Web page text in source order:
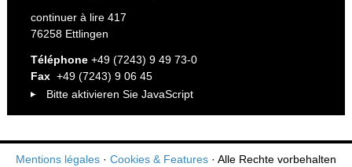
continuer à lire 417
76258 Ettlingen
Téléphone+49 (7243) 9 49 73-0
Fax+49 (7243) 9 06 45
Bitte aktivieren Sie JavaScript
Mentions légales · Cookies & Features · Alle Rechte vorbehalten